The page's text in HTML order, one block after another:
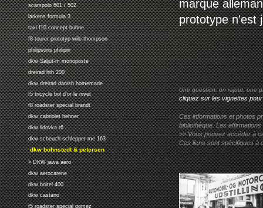
scampolo 501 / 502
larkens formula 3
taxi f10 concept buhne
f8 tourer prototyp wile-thompson
philipsons philipin
dkw Saljut-m monoposte
dreirad hth 200
dkw dreirad danish homemade
f5 tricycle bol d'or le nivet
f8 roadster special brandt
dkw cabriolet hehner
dkw lidovka r6
dkw scheuch-schlepper me 163
dkw bohnstedt & petersen
> DKW jawa aero
dkw aerocarene
dkw boitel 400
dkw castano
f5 roadster special gomez
marque
prototype n'est
Une question, un rajout, une
cliquez sur les vignettes
Ces informations et photos
bibliothèque. Les
>> Vous pouvez accéder à
Ces liens sont spécifiques à